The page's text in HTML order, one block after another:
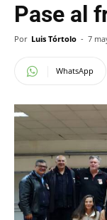
Pase al
Por Luis Tórtolo - 7
WhatsApp